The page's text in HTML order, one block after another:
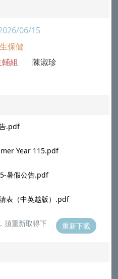
06/15
保健
輔組 陳淑珍
.pdf
Year 115.pdf
暑假公告.pdf
表（中英越版）.pdf
須重新取得下
重新下載